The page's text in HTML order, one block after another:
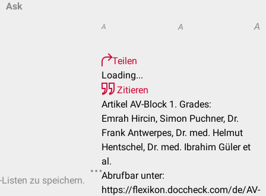
Ask
zu speichern.
A A A
Teilen
Loading...
Zitieren
Artikel AV-Block 1. Grades:
Emrah Hircin, Simon Puchner, Dr.
Frank Antwerpes, Dr. med. Helmut
Hentschel, Dr. med. Ibrahim Güler et
al.
Abrufbar unter:
https://flexikon.doccheck.com/de/AV-